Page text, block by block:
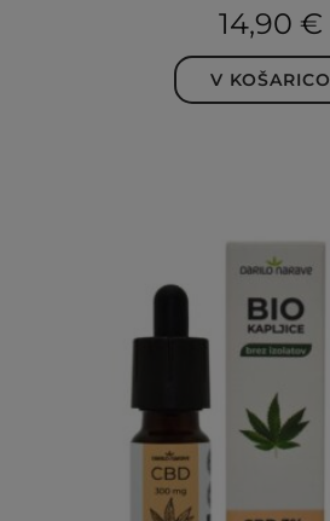
Ocenjeno
5.00
od 5
14,90 €
V KOŠARICO